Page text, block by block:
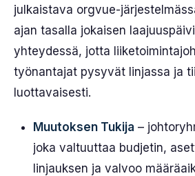
julkaistava orgvue-
ajan tasalla jokaisen
yhteydessä, jotta
työnantajat pysyvät linjassa ja
luottavaisesti.
Muutoksen Tukija –
joka valtuuttaa budjetin,
linjauksen ja valvoo